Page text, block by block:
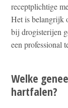
receptplichtige
Het is belangrijk
bij drogisterijen
een professional
Welke
hartfalen?